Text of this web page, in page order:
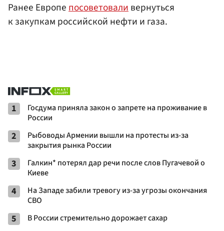
Ранее Европепосоветоваливернуться
к закупкам российской нефти и газа.
1
Госдума приняла закон о запрете на проживание в
России
2
Рыбоводы Армении вышли на протесты из-за
закрытия рынка России
3
Галкин* потерял дар речи после слов Пугачевой о
Киеве
4
На Западе забили тревогу из-за угрозы окончания
СВО
5 В России стремительно дорожает сахар